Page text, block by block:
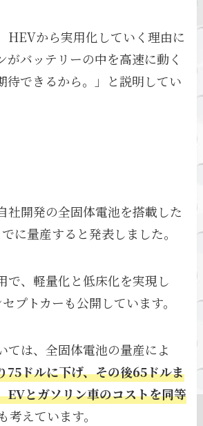
HEVから実用化していく理由に
がバッテリーの中を高速に動く
待できるから。」と説明してい
社開発の全固体電池を搭載した
に量産すると発表しました。
で、軽量化と低床化を実現し
プトカーも公開しています。
ては、全固体電池の量産によ
75ドルに下げ、その後65ドルま
EVとガソリン車のコストを同等
考えています。